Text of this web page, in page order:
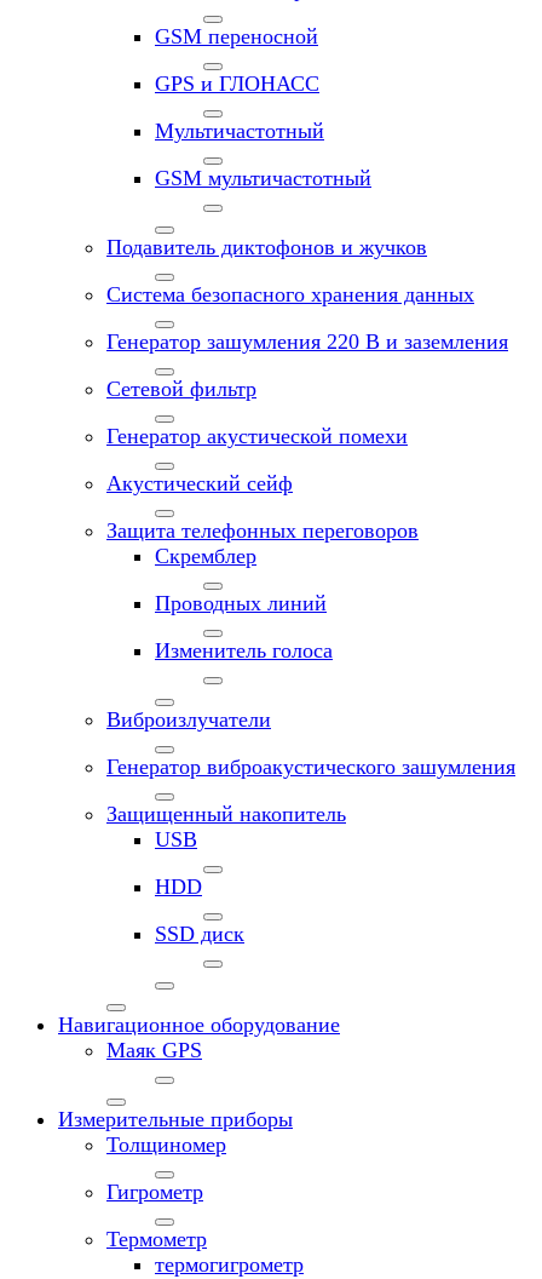
GSM переносной
GPS и ГЛОНАСС
Мультичастотный
GSM мультичастотный
Подавитель диктофонов и жучков
Система безопасного хранения данных
Генератор зашумления 220 В и заземления
Сетевой фильтр
Генератор акустической помехи
Акустический сейф
Защита телефонных переговоров
Скремблер
Проводных линий
Изменитель голоса
Виброизлучатели
Генератор виброакустического зашумления
Защищенный накопитель
USB
HDD
SSD диск
Навигационное оборудование
Маяк GPS
Измерительные приборы
Толщиномер
Гигрометр
Термометр
термогигрометр